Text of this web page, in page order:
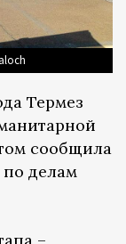
Термез
сообщила
делам
–